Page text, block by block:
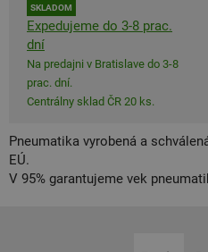
SKLADOM
Expedujeme do 3-8 prac.
dní
Na predajni v Bratislave do 3-8
prac. dní.
Centrálny sklad ČR 20 ks.
Pneumatika vyrobená a
EÚ.
V 95% garantujeme vek